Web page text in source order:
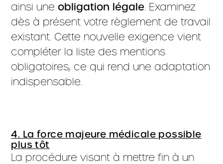
ainsi une obligation légale. Examinez
dès à présent votre règlement de travail
existant. Cette nouvelle exigence vient
compléter la liste des mentions
obligatoires, ce qui rend une adaptation
indispensable.
4. La force majeure médicale possible
plus tôt
La procédure visant à mettre fin à un